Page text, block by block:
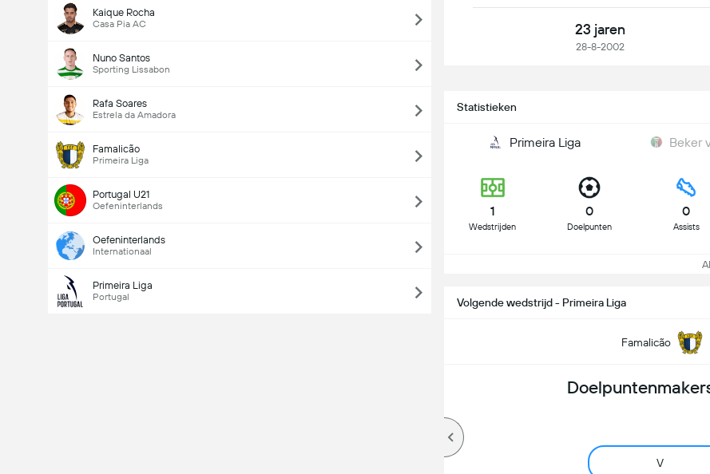
Kaique Rocha
Casa Pia AC
Nuno Santos
Sporting Lissabon
Rafa Soares
Estrela da Amadora
Famalicão
Primeira Liga
Portugal U21
Oefeninterlands
Oefeninterlands
Internationaal
Primeira Liga
Portugal
23 jaren
28-8-2002
Statistieken
Primeira Liga Beker
1
Wedstrijden
0
Doelpunten
0
Assists
Volgende wedstrijd - Primeira Liga
Famalicão
V